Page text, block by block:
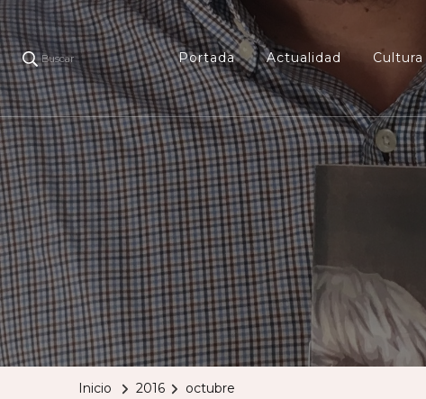
Buscar Portada Actualidad Cultura
Inicio 2016 octubre